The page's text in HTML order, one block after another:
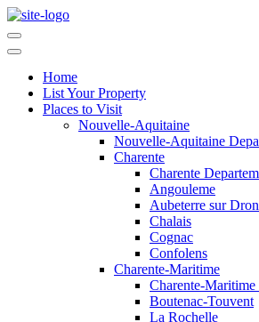
Home
List Your Property
Places to Visit
Nouvelle-Aquitaine
Nouvelle-Aquitaine
Charente
Charente
Angouleme
Aubeterre sur
Chalais
Cognac
Confolens
Charente-Maritime
Charente-Maritime
Boutenac-Touvent
La Rochelle